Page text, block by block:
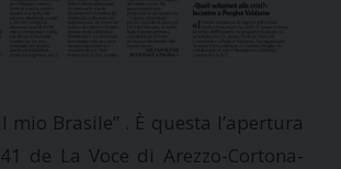
mio Brasile” . È questa l’apertura
de La Voce di Arezzo-Cortona-